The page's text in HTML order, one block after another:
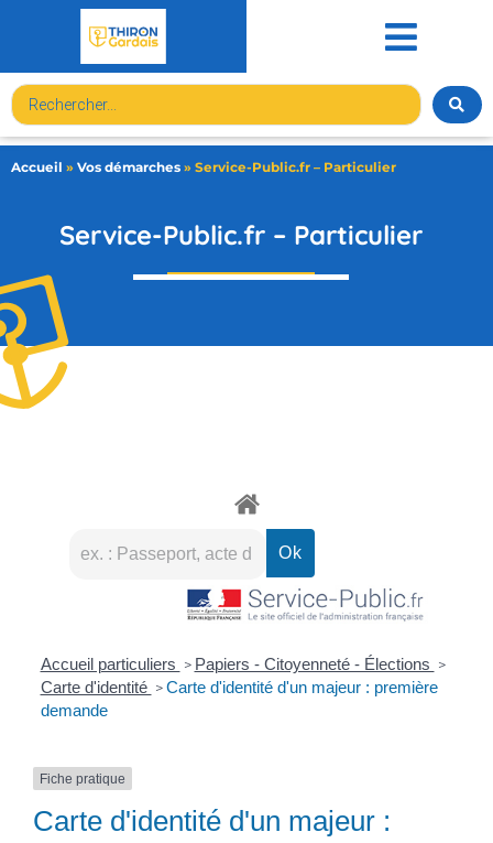
Accueil » Vos démarches » Service-Public.fr – Particulier
Service-Public.fr – Particulier
Accueil particuliers > Papiers - Citoyenneté - Élections >
Carte d'identité > Carte d'identité d'un majeur : première
demande
Fiche pratique
Carte d'identité d'un majeur :